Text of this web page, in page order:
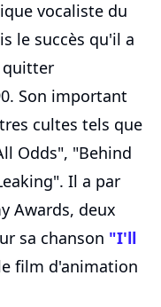
vocaliste du
le succès qu'il a
quitter
Son important
cultes tels que
Odds", "Behind
Il a par
Awards, deux
sa chanson "I'll
film d'animation